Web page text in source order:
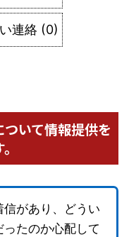
連絡 (0)
いて情報提供を
があり、どうい
たのか心配して